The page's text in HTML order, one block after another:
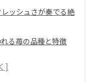
ッシュさが奏でる絶
る苺の品種と特徴
たケーキの作り方